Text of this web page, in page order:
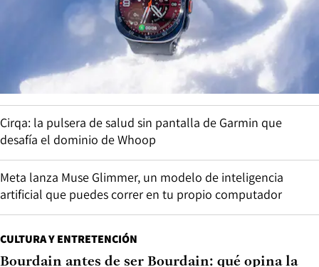
Cirqa: la pulsera de salud sin pantalla de Garmin que
desafía el dominio de Whoop
Meta lanza Muse Glimmer, un modelo de inteligencia
artificial que puedes correr en tu propio computador
CULTURA Y ENTRETENCIÓN
Bourdain antes de ser Bourdain: qué opina la